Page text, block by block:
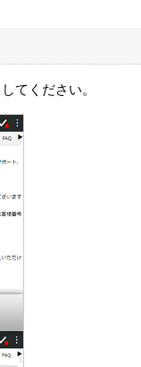
てください。